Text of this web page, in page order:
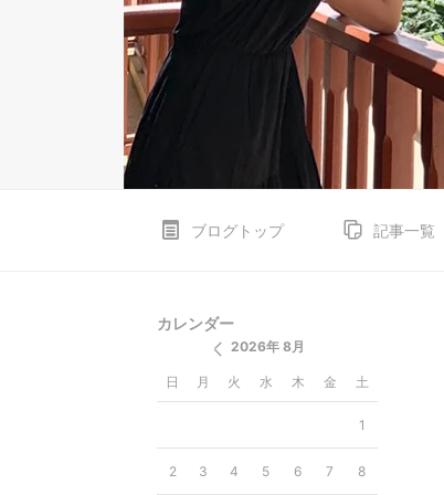
ブログトップ 記事一覧
カレンダー
2026年 8月
日 月 火 水 木 金 土
1
2 3 4 5 6 7 8